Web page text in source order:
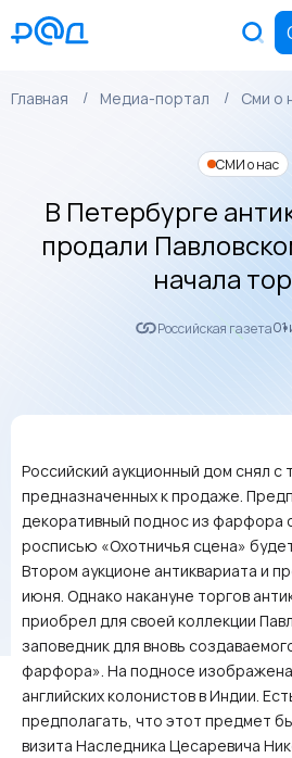
Главная Медиа-портал Сми о
СМИ о нас
В Петербурге
продали
начала
Российская газета01
Российский аукционный дом снял с
предназначенных к продаже.
декоративный поднос из фарфора
росписью «Охотничья сцена»
Втором аукционе антиквариата и
июня. Однако накануне торгов
приобрел для своей коллекции
заповедник для вновь
фарфора». На подносе
английских колонистов в Индии.
предполагать, что этот предмет
визита Наследника Цесаревича